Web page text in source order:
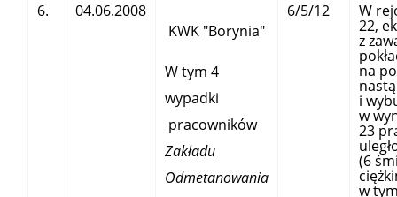
6.
04.06.2008
KWK "Borynia"
W tym 4
wypadki
pracowników
Zakładu
Odmetanowania
6/5/12 W
22,
z
na
i
w
23
(6
w